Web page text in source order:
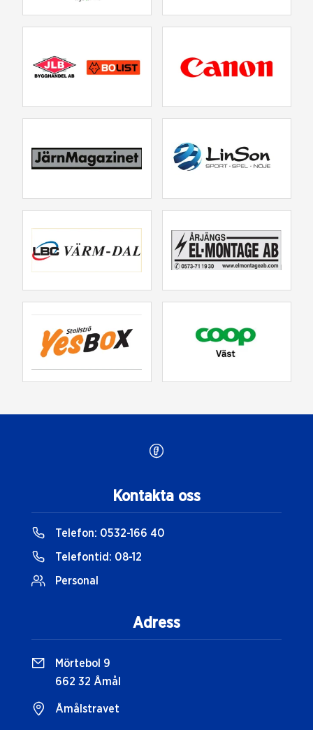
Kontakta oss
Telefon: 0532-166 40
Telefontid: 08-12
Personal
Adress
Mörtebol 9
662 32 Åmål
Åmålstravet